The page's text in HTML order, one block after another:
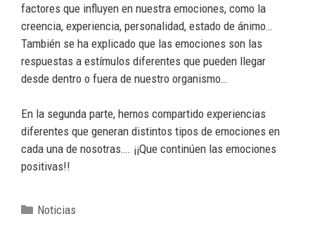
factores que influyen en nuestra emociones, como la
creencia, experiencia, personalidad, estado de ánimo…
También se ha explicado que las emociones son las
respuestas a estímulos diferentes que pueden llegar
desde dentro o fuera de nuestro organismo…
En la segunda parte, hemos compartido experiencias
diferentes que generan distintos tipos de emociones en
cada una de nosotras…. ¡¡Que continúen las emociones
positivas!!
Noticias